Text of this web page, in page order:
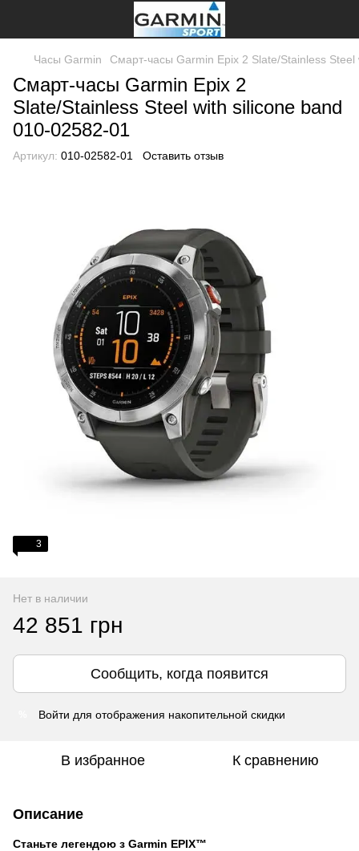
Часы Garmin Смарт-часы Garmin Epix 2 Slate/Stainless
Смарт-часы Garmin Epix 2
Slate/Stainless Steel with silicone band
010-02582-01
Артикул: 010-02582-01 Оставить отзыв
3
Нет в наличии
42 851 грн
Сообщить, когда появится
Войти для отображения накопительной скидки
В избранное К сравнению
Описание
Станьте легендою з Garmin EPIX™